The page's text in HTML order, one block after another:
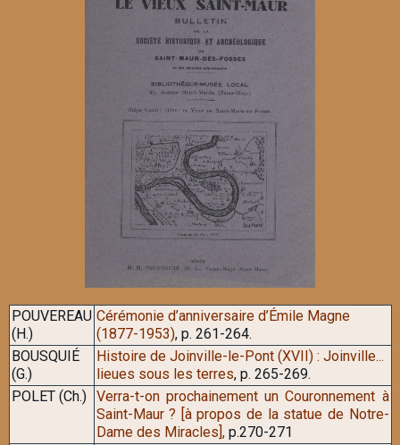
POUVEREAU
(H.)
Cérémonie d’anniversaire d’Émile Magne
(1877-1953), p. 261-264.
BOUSQUIÉ
(G.)
Histoire de Joinville-le-Pont (XVII) : Joinville...
lieues sous les terres, p. 265-269.
POLET (Ch.)
Verra-t-on prochainement un Couronnement à
Saint-Maur ? [à propos de la statue de Notre-
Dame des Miracles],p.270-271